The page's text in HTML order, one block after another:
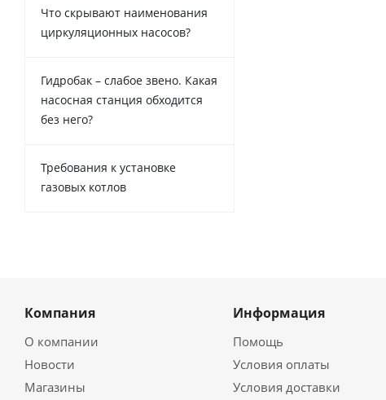
Что скрывают наименования
циркуляционных насосов?
Гидробак – слабое звено. Какая
насосная станция обходится
без него?
Требования к установке
газовых котлов
Компания
О компании
Новости
Магазины
Информация
Помощь
Условия оплаты
Условия доставки